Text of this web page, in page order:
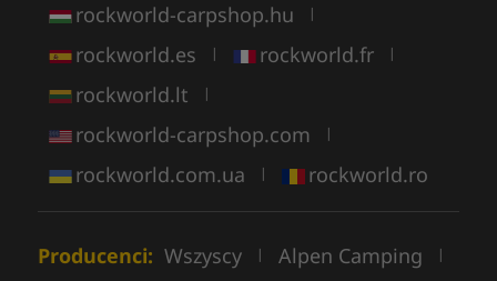
rockworld-carpshop.hu |
rockworld.es | rockworld.fr |
rockworld.lt |
rockworld-carpshop.com |
rockworld.com.ua | rockworld.ro
Producenci: Wszyscy | Alpen Camping |